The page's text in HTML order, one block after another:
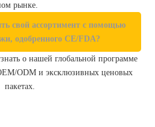
рынке.
свой ассортимент с помощью
одобренного CE/FDA?
о нашей глобальной программе
ODM и эксклюзивных ценовых
пакетах.